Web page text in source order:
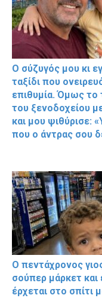
Ο σύζυγός μου κι
ταξίδι που
επιθυμία. Όμως το
του ξενοδοχείου
και μου ψιθύρισε:
που ο άντρας σου
Ο πεντάχρονος
σούπερ μάρκετ και
έρχεται στο σπίτι